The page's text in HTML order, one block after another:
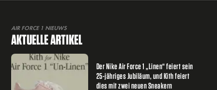
AIR FORCE 1 NIEUWS
AKTUELLE ARTIKEL
Der Nike Air Force 1 „Linen“ feiert sein
25-jähriges Jubiläum, und Kith feiert
dies mit zwei neuen Sneakern